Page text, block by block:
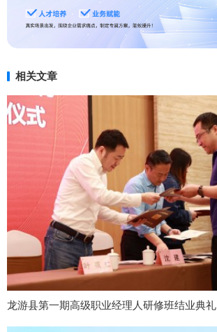
相关文章
龙游县第一期高级职业经理人研修班结业典礼